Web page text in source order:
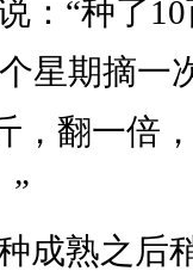
“种了10
星期摘一
，翻一倍
”
熟之后